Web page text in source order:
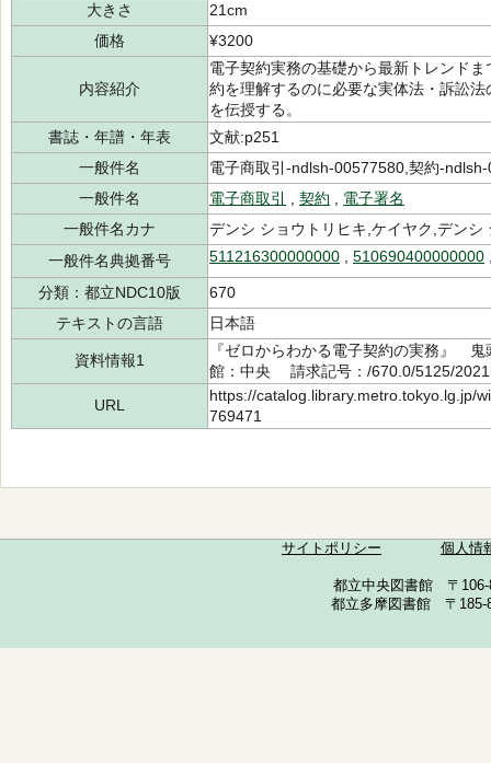
大きさ
21cm
価格
¥3200
内容紹介
電子契約実務の基礎から最新トレンド
約を理解するのに必要な実体法・訴訟
を伝授する。
書誌・年譜・年表
文献:p251
一般件名
電子商取引-ndlsh-00577580,契約-
一般件名
電子商取引 契約
電子署名
一般件名カナ
デンシ ショウトリヒキ,ケイヤク,デンシ
一般件名典拠番号
511216300000000 510690400000000
分類：都立NDC10版
670
テキストの言語
日本語
資料情報1
『ゼロからわかる電子契約の実務』
館：中央 請求記号：/670.0/5125/
URL
https://catalog.library.metro.tokyo.lg.jp/
769471
サイトポリシー 個人情
都立中央図書館 〒
都立多摩図書館 〒185-